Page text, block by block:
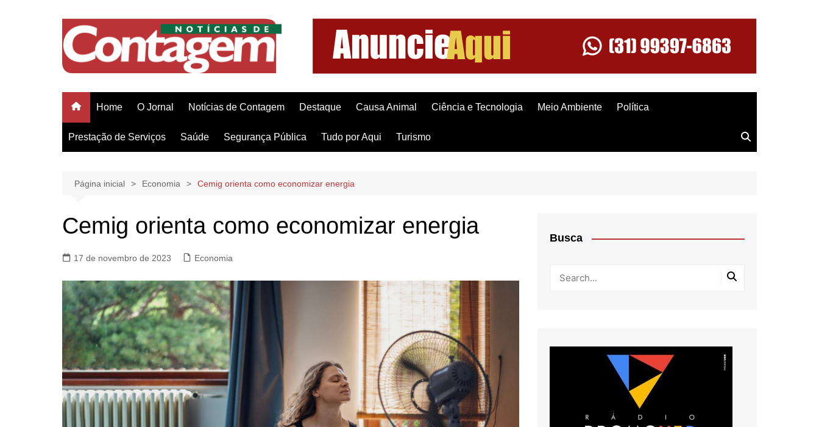
Home O Jornal Notícias de Contagem Destaque Causa Animal Ciência e Tecnologia Meio Ambiente Política
Prestação de Serviços Saúde Segurança Pública Tudo por Aqui Turismo
Página inicial Economia Cemig orienta como economizar energia
Cemig orienta como economizar energia
17 de novembro de 2023 Economia
Busca